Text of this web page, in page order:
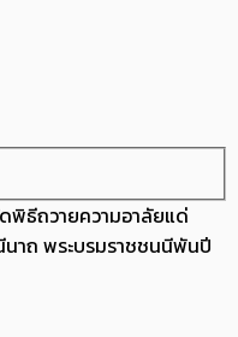
พิธีถวายความอาลัยแด่
นาถ พระบรมราชชนนีพันปี